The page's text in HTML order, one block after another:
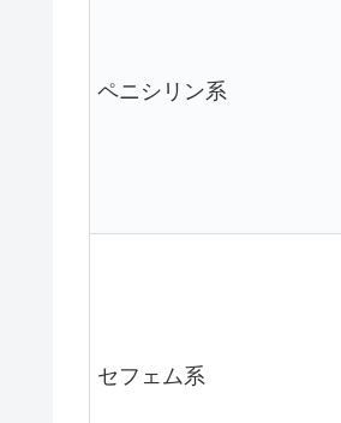
ペニシリン系
セフェム系